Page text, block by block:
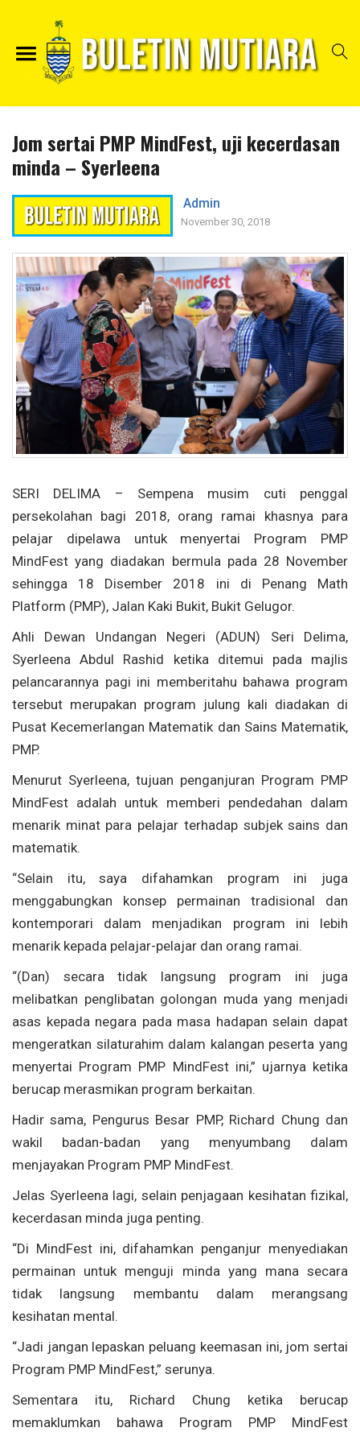
Jom sertai PMP MindFest, uji kecerdasan
minda – Syerleena
Admin
November 30, 2018
SERI DELIMA – Sempena musim cuti penggal
persekolahan bagi 2018, orang ramai khasnya para
pelajar dipelawa untuk menyertai Program PMP
MindFest yang diadakan bermula pada 28 November
sehingga 18 Disember 2018 ini di Penang Math
Platform (PMP), Jalan Kaki Bukit, Bukit Gelugor.
Ahli Dewan Undangan Negeri (ADUN) Seri Delima,
Syerleena Abdul Rashid ketika ditemui pada majlis
pelancarannya pagi ini memberitahu bahawa program
tersebut merupakan program julung kali diadakan di
Pusat Kecemerlangan Matematik dan Sains Matematik,
PMP.
Menurut Syerleena, tujuan penganjuran Program PMP
MindFest adalah untuk memberi pendedahan dalam
menarik minat para pelajar terhadap subjek sains dan
matematik.
“Selain itu, saya difahamkan program ini juga
menggabungkan konsep permainan tradisional dan
kontemporari dalam menjadikan program ini lebih
menarik kepada pelajar-pelajar dan orang ramai.
“(Dan) secara tidak langsung program ini juga
melibatkan penglibatan golongan muda yang menjadi
asas kepada negara pada masa hadapan selain dapat
mengeratkan silaturahim dalam kalangan peserta yang
menyertai Program PMP MindFest ini,” ujarnya ketika
berucap merasmikan program berkaitan.
Hadir sama, Pengurus Besar PMP, Richard Chung dan
wakil badan-badan yang menyumbang dalam
menjayakan Program PMP MindFest.
Jelas Syerleena lagi, selain penjagaan kesihatan fizikal,
kecerdasan minda juga penting.
“Di MindFest ini, difahamkan penganjur menyediakan
permainan untuk menguji minda yang mana secara
tidak langsung membantu dalam merangsang
kesihatan mental.
“Jadi jangan lepaskan peluang keemasan ini, jom sertai
Program PMP MindFest,” serunya.
Sementara itu, Richard Chung ketika berucap
memaklumkan bahawa Program PMP MindFest